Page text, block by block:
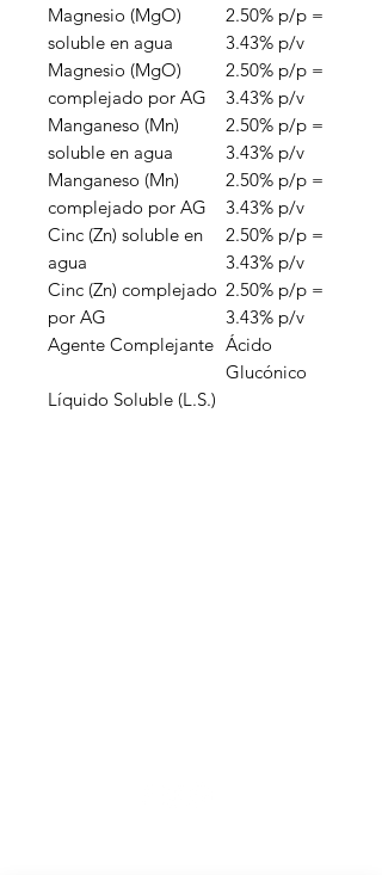
Magnesio (MgO)
soluble en agua
2.50% p/p =
3.43% p/v
Magnesio (MgO)
complejado por AG
2.50% p/p =
3.43% p/v
Manganeso (Mn)
soluble en agua
2.50% p/p =
3.43% p/v
Manganeso (Mn)
complejado por AG
2.50% p/p =
3.43% p/v
Cinc (Zn) soluble en
agua
2.50% p/p =
3.43% p/v
Cinc (Zn) complejado
por AG
2.50% p/p =
3.43% p/v
Agente Complejante Ácido
Glucónico
Líquido Soluble (L.S.)